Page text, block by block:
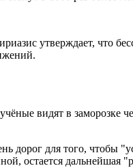
утверждает, что
видят в заморозке
дорог для того, чтобы
остается